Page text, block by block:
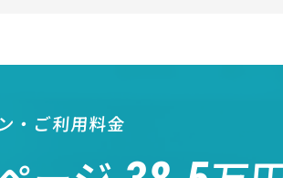
・ご利用料金